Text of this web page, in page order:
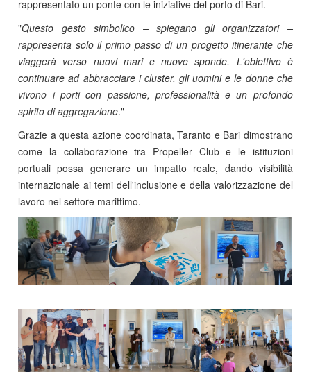
rappresentato un ponte con le iniziative del porto di Bari.
"Questo gesto simbolico – spiegano gli organizzatori –
rappresenta solo il primo passo di un progetto itinerante che
viaggerà verso nuovi mari e nuove sponde. L'obiettivo è
continuare ad abbracciare i cluster, gli uomini e le donne che
vivono i porti con passione, professionalità e un profondo
spirito di aggregazione."
Grazie a questa azione coordinata, Taranto e Bari dimostrano
come la collaborazione tra Propeller Club e le istituzioni
portuali possa generare un impatto reale, dando visibilità
internazionale ai temi dell'inclusione e della valorizzazione del
lavoro nel settore marittimo.